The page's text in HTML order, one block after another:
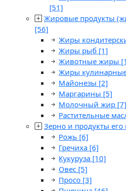
[51]
Жировые продукты
[56]
Жиры
Жиры рыб [1]
Животные жиры
Жиры
Майонезы [2]
Маргарины [5]
Молочный жир [7]
Растительные
Зерно и продукты его
Рожь [6]
Гречиха [6]
Кукуруза [10]
Овес [5]
Просо [3]